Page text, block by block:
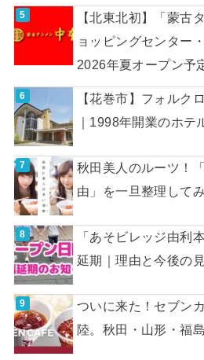
【北東北初】「蒙古
ョッピングセンター
2026年夏オープン予
【花巻市】フォルク
｜1998年開業のホテ
秋田美人のルーツ！
由」を一旦整理して
「あそビレッジ由利
延期｜理由と今後の
ついに来た！セブン
陸。秋田・山形・福